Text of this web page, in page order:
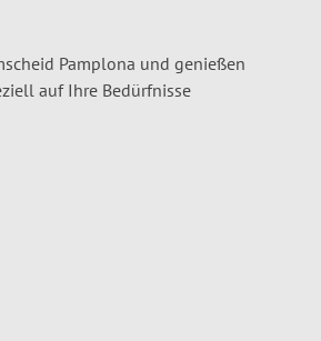
Pamplona und genießen
auf Ihre Bedürfnisse